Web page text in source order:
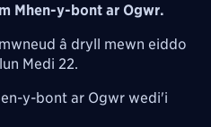
Mhen-y-bont ar Ogwr.
â dryll mewn eiddo
Medi 22.
y-bont ar Ogwr wedi'i